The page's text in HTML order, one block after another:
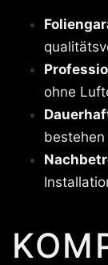
ohne
bestehen